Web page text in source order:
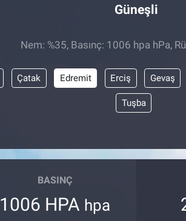
Güneşli
Nem: %35, Basınç: 1006 hpa hPa,
Çatak Edremit Erciş Gevaş
Tuşba
BASINÇ
1006 HPA hpa